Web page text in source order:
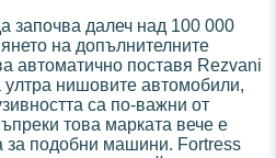
започва далеч над 100 000
на допълнителните
автоматично поставя Rezvani
ултра нишовите автомобили,
са по-важни от
това марката вече е
за подобни машини. Fortress